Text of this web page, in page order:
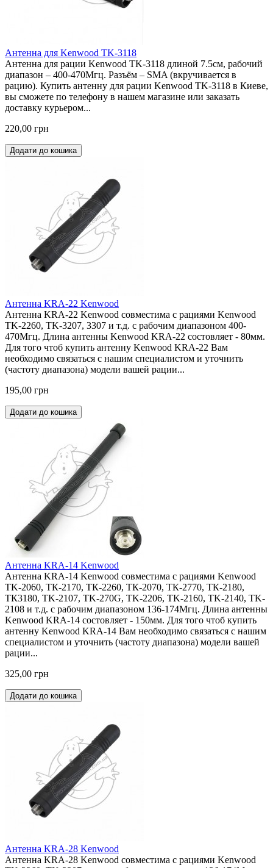
Антенна для Kenwood TK-3118
Антенна для рации Kenwood TK-3118 длиной 7.5см, рабочий
диапазон – 400-470Мгц. Разъём – SMA (вкручивается в
рацию). Купить антенну для рации Kenwood TK-3118 в Киеве,
вы сможете по телефону в нашем магазине или заказать
доставку курьером...
220,00 грн
Додати до кошика
Антенна KRA-22 Kenwood
Антенна KRA-22 Kenwood совместима с рациями Kenwood
TK-2260, TK-3207, 3307 и т.д. с рабочим диапазоном 400-
470Мгц. Длина антенны Kenwood KRA-22 состовляет - 80мм.
Для того чтоб купить антенну Kenwood KRA-22 Вам
необходимо связаться с нашим специалистом и уточнить
(частоту диапазона) модели вашей рации...
195,00 грн
Додати до кошика
Антенна KRA-14 Kenwood
Антенна KRA-14 Kenwood совместима с рациями Kenwood
TK-2060, ТК-2170, ТК-2260, ТК-2070, ТК-2770, ТК-2180,
ТК3180, TK-2107, TK-270G, TK-2206, TK-2160, TK-2140, TK-
2108 и т.д. с рабочим диапазоном 136-174Мгц. Длина антенны
Kenwood KRA-14 состовляет - 150мм. Для того чтоб купить
антенну Kenwood KRA-14 Вам необходимо связаться с нашим
специалистом и уточнить (частоту диапазона) модели вашей
рации...
325,00 грн
Додати до кошика
Антенна KRA-28 Kenwood
Антенна KRA-28 Kenwood совместима с рациями Kenwood